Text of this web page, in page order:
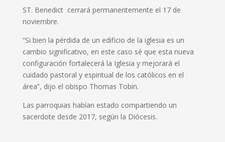
ST. Benedict cerrará permanentemente el 17 de
noviembre.
“Si bien la pérdida de un edificio de la iglesia es un
cambio significativo, en este caso sé que esta nueva
configuración fortalecerá la Iglesia y mejorará el
cuidado pastoral y espiritual de los católicos en el
área”, dijo el obispo Thomas Tobin.
Las parroquias habían estado compartiendo un
sacerdote desde 2017, según la Diócesis.